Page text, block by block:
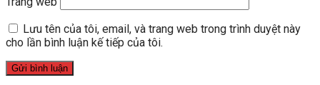
Lưu tên của tôi, email, và trang web trong trình duyệt này
cho lần bình luận kế tiếp của tôi.